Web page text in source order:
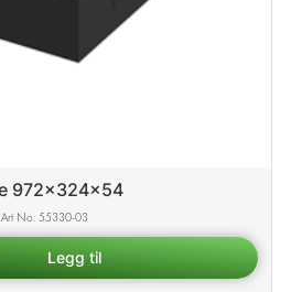
972x324x54
55330-03